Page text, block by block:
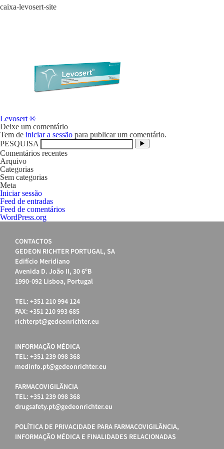
caixa-levosert-site
Navegação
de
artigos
Levosert ®
Deixe um comentário
Tem de iniciar a sessão para publicar um comentário.
PESQUISA
Comentários recentes
Arquivo
Categorias
Sem categorias
Meta
Iniciar sessão
Feed de entradas
Feed de comentários
WordPress.org
CONTACTOS
GEDEON RICHTER PORTUGAL, SA
Edifício Meridiano
Avenida D. João II, 30 6ºB
1990-092 Lisboa, Portugal
TEL: +351 210 994 124
FAX: +351 210 993 685
richterpt@gedeonrichter.eu
INFORMAÇÃO MÉDICA
TEL: +351 239 098 368
medinfo.pt@gedeonrichter.eu
FARMACOVIGILÂNCIA
TEL: +351 239 098 368
drugsafety.pt@gedeonrichter.eu
POLÍTICA DE PRIVACIDADE PARA FARMACOVIGILÂNCIA,
INFORMAÇÃO MÉDICA E FINALIDADES RELACIONADAS